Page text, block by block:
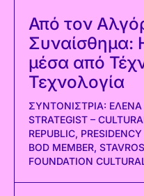
Από τον
Συναίσθημα:
μέσα από
Τεχνολογία
ΣΥΝΤΟΝΙΣΤΡΙΑ:
STRATEGIST –
REPUBLIC,
BOD MEMBER,
FOUNDATION